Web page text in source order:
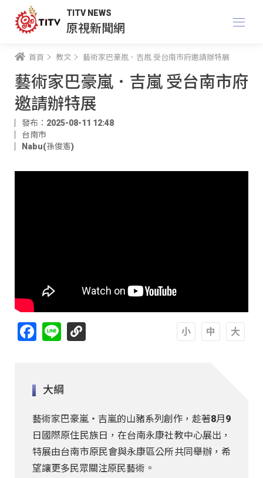
TITV NEWS
原視新聞網
首頁 教文 藝術家巴豪嵐．吉嵐 受台南市府邀請辦特展
藝術家巴豪嵐．吉嵐 受台南市府
邀請辦特展
發布：2025-08-11 12:48
台南市
Nabu(孫俊憲)
Facebook
Line
大綱
藝術家巴豪嵐・吉嵐的山豬系列創作，趁著8月9
日國際原住民族日，在台南永康社教中心展出，
特展由台南市原民會與永康區公所共同舉辦，希
望讓更多民眾關注原民藝術。